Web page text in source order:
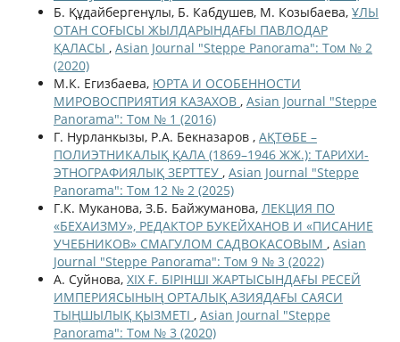
Б. Құдайбергенұлы, Б. Кабдушев, М. Козыбаева, ҰЛЫ
ОТАН СОҒЫСЫ ЖЫЛДАРЫНДАҒЫ ПАВЛОДАР
ҚАЛАСЫ , Asian Journal "Steppe Panorama": Том № 2
(2020)
М.К. Егизбаева, ЮРТА И ОСОБЕННОСТИ
МИРОВОСПРИЯТИЯ КАЗАХОВ , Asian Journal "Steppe
Panorama": Том № 1 (2016)
Г. Нурланкызы, Р.А. Бекназаров , АҚТӨБЕ –
ПОЛИЭТНИКАЛЫҚ ҚАЛА (1869–1946 ЖЖ.): ТАРИХИ-
ЭТНОГРАФИЯЛЫҚ ЗЕРТТЕУ , Asian Journal "Steppe
Panorama": Том 12 № 2 (2025)
Г.К. Муканова, З.Б. Байжуманова, ЛЕКЦИЯ ПО
«БЕХАИЗМУ», РЕДАКТОР БУКЕЙХАНОВ И «ПИСАНИЕ
УЧЕБНИКОВ» СМАГУЛОМ САДВОКАСОВЫМ , Asian
Journal "Steppe Panorama": Том 9 № 3 (2022)
А. Суйнова, XIX Ғ. БІРІНШІ ЖАРТЫСЫНДАҒЫ РЕСЕЙ
ИМПЕРИЯСЫНЫҢ ОРТАЛЫҚ АЗИЯДАҒЫ САЯСИ
ТЫҢШЫЛЫҚ ҚЫЗМЕТІ , Asian Journal "Steppe
Panorama": Том № 3 (2020)